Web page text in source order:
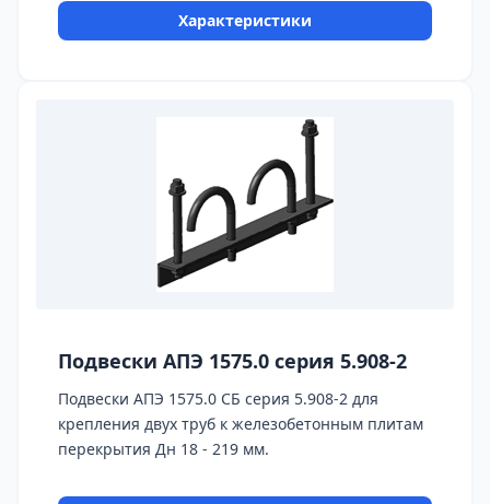
Характеристики
Подвески АПЭ 1575.0 серия 5.908-2
Подвески АПЭ 1575.0 СБ серия 5.908-2 для
крепления двух труб к железобетонным плитам
перекрытия Дн 18 - 219 мм.